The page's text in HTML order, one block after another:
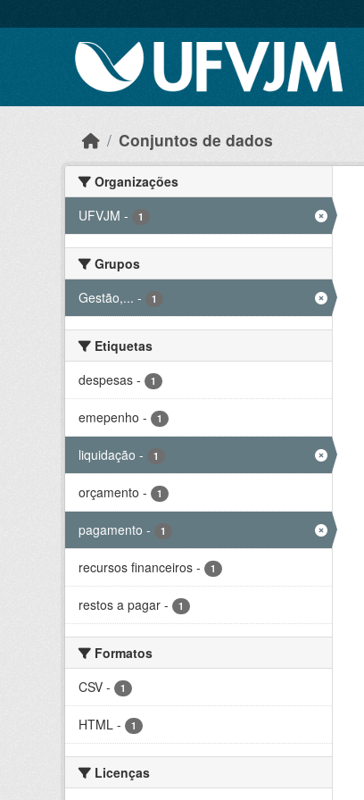
Conjuntos de dados
Organizações
UFVJM - 1
Grupos
Gestão,... - 1
Etiquetas
despesas - 1
emepenho - 1
liquidação - 1
orçamento - 1
pagamento - 1
recursos financeiros - 1
restos a pagar - 1
Formatos
CSV - 1
HTML - 1
Licenças